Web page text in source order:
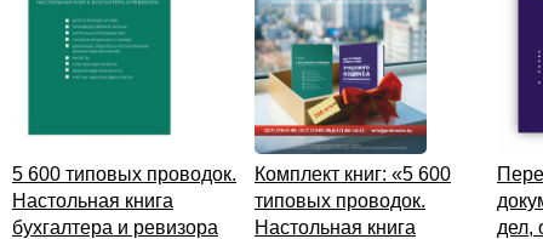
5 600 типовых проводок.
Настольная книга
бухгалтера и ревизора
Комплект книг: «5 600
типовых проводок.
Настольная книга
дел,